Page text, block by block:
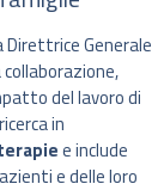
Direttrice Generale
del lavoro di
in
e include
e delle loro